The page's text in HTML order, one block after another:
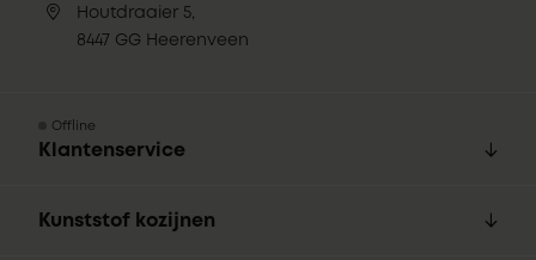
Houtdraaier 5,
8447 GG Heerenveen
Offline
Klantenservice
Kunststof kozijnen